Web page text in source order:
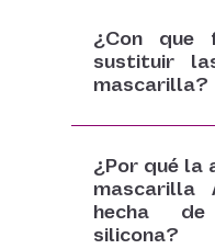
¿Con que
sustituir
mascarilla?
¿Por qué la
mascarilla
hecha
silicona?